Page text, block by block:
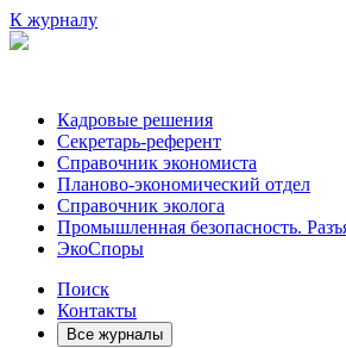
К журналу
Кадровые решения
Секретарь-референт
Справочник экономиста
Планово-экономический отдел
Справочник эколога
Промышленная безопасность.
ЭкоСпоры
Поиск
Контакты
Все журналы